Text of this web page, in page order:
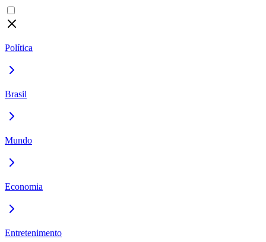
Política
Brasil
Mundo
Economia
Entretenimento